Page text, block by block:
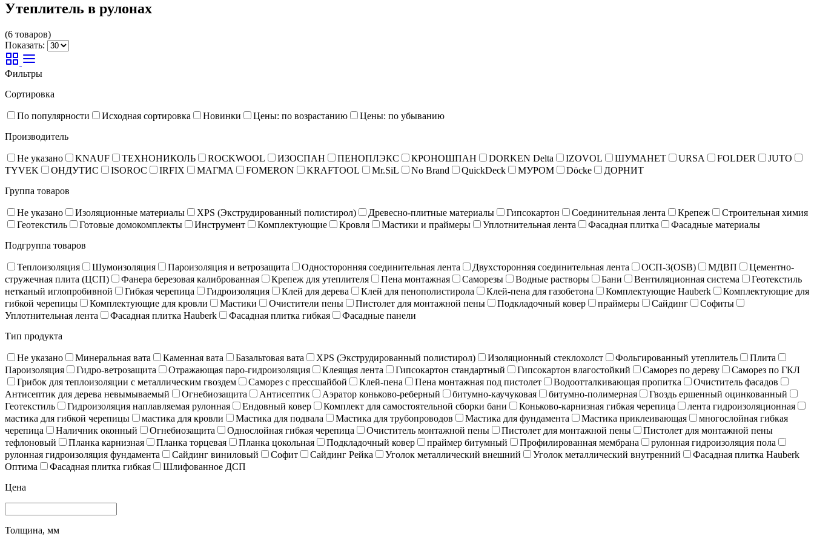
Утеплитель в рулонах
(6 товаров)
Показать:
Фильтры
Сортировка
По популярности Исходная сортировка Новинки Цены: по возрастанию
Цены: по убыванию
Производитель
Не указано KNAUF ТЕХНОНИКОЛЬ ROCKWOOL ИЗОСПАН ПЕНОПЛЭКС КРОНОШПАН DORKEN Delta IZOVOL ШУМАНЕТ URSA FOLDER
JUTO
TYVEK
ОНДУТИС ISOROC IRFIX МАГМА FOMERON KRAFTOOL Mr.SiL No Brand QuickDeck МУРОМ Döcke
ДОРНИТ
Группа товаров
Не указано Изоляционные материалы XPS (Экструдированный полистирол) Древесно-плитные материалы Гипсокартон Соединительная лента Крепеж
Строительная химия
Геотекстиль
Готовые домокомплекты Инструмент Комплектующие Кровля Мастики и праймеры Уплотнительная лента Фасадная плитка
Фасадные материалы
Подгруппа товаров
Теплоизоляция Шумоизоляция Пароизоляция и ветрозащита Односторонняя соединительная лента Двухсторонняя соединительная лента ОСП-3(OSB) МДВП
Цементно-
стружечная плита (ЦСП)
Фанера березовая калиброванная Крепеж для утеплителя Пена монтажная Саморезы Водные растворы Бани Вентиляционная система
Геотекстиль
нетканый иглопробивной
Гибкая черепица Гидроизоляция Клей для дерева Клей для пенополистирола Клей-пена для газобетона Комплектующие Hauberk
Комплектующие для
гибкой черепицы
Комплектующие для кровли Мастики Очистители пены Пистолет для монтажной пены Подкладочный ковер праймеры Сайдинг
Софиты
Уплотнительная лента
Фасадная плитка Hauberk Фасадная плитка гибкая
Фасадные панели
Тип продукта
Не указано Минеральная вата Каменная вата Базальтовая вата XPS (Экструдированный полистирол) Изоляционный стеклохолст Фольгированный утеплитель
Плита
Пароизоляция
Гидро-ветрозащита Отражающая паро-гидроизоляция Клеящая лента Гипсокартон стандартный Гипсокартон влагостойкий Саморез по дереву
Саморез по ГКЛ
Грибок для теплоизоляции с металлическим гвоздем
Саморез с прессшайбой Клей-пена Пена монтажная под пистолет Водоотталкивающая пропитка
Очиститель фасадов
Антисептик для дерева невымываемый
Огнебиозащита Антисептик Аэратор коньково-реберный битумно-каучуковая битумно-полимерная
Гвоздь ершенный оцинкованный
Геотекстиль
Гидроизоляция наплавляемая рулонная Ендовный ковер Комплект для самостоятельной сборки бани Коньково-карнизная гибкая черепица
лента гидроизоляционная
мастика для гибкой черепицы
мастика для кровли Мастика для подвала Мастика для трубопроводов Мастика для фундамента Мастика приклеивающая
многослойная гибкая
черепица
Наличник оконный Огнебиозащита Однослойная гибкая черепица Очиститель монтажной пены Пистолет для монтажной пены
Пистолет для монтажной пены
тефлоновый
Планка карнизная Планка торцевая Планка цокольная Подкладочный ковер праймер битумный Профилированная мембрана
рулонная гидроизоляция пола
рулонная гидроизоляция фундамента
Сайдинг виниловый Софит Сайдинг Рейка Уголок металлический внешний Уголок металлический внутренний
Фасадная плитка Hauberk
Оптима
Фасадная плитка гибкая
Шлифованное ДСП
Цена
Толщина, мм